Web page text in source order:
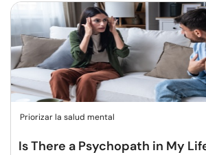
Priorizar la salud mental
Is There a Psychopath in My